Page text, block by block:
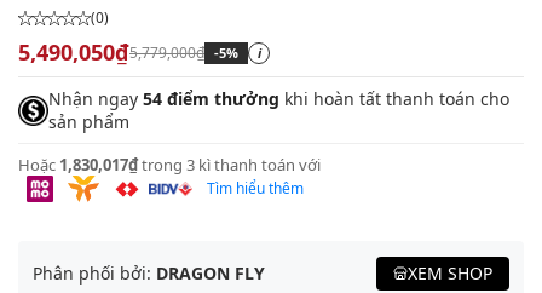
(0)
5,490,050₫5,779,000₫ -5% i
Nhận ngay 54 điểm thưởng khi hoàn tất thanh toán cho
sản phẩm
Hoặc 1,830,017₫trong 3 kì thanh toán với
Tìm hiểu thêm
Phân phối bởi: DRAGON FLY XEM SHOP